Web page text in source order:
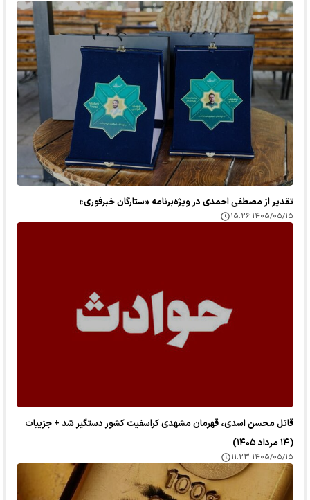
تقدیر از مصطفی احمدی در ویژه‌برنامه «ستارگان خبرفوری»
۱۴۰۵/۰۵/۱۵ ۱۵:۲۶
قاتل محسن اسدی، قهرمان مشهدی کراسفیت کشور دستگیر شد + جزییات
(۱۴ مرداد ۱۴۰۵)
۱۴۰۵/۰۵/۱۵ ۱۱:۲۳